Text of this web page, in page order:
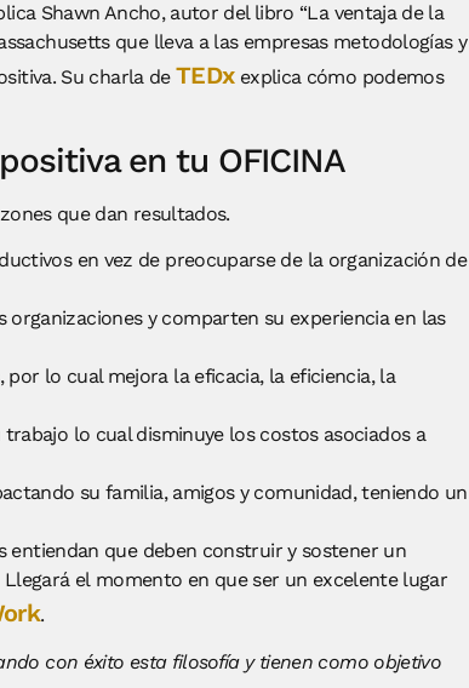
Shawn Ancho, autor del libro “La ventaja de la
que lleva a las empresas metodologías y
Su charla deTEDxexplica cómo podemos
en tu OFICINA
que dan resultados.
en vez de preocuparse de la organización de
y comparten su experiencia en las
lo cual mejora la eficacia, la eficiencia, la
lo cual disminuye los costos asociados a
su familia, amigos y comunidad, teniendo un
entiendan que deben construir y sostener un
el momento en que ser un excelente lugar
.
con éxito esta filosofía y tienen como objetivo